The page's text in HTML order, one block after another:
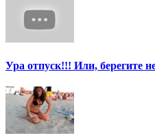
Ура отпуск!!! Или, берегите